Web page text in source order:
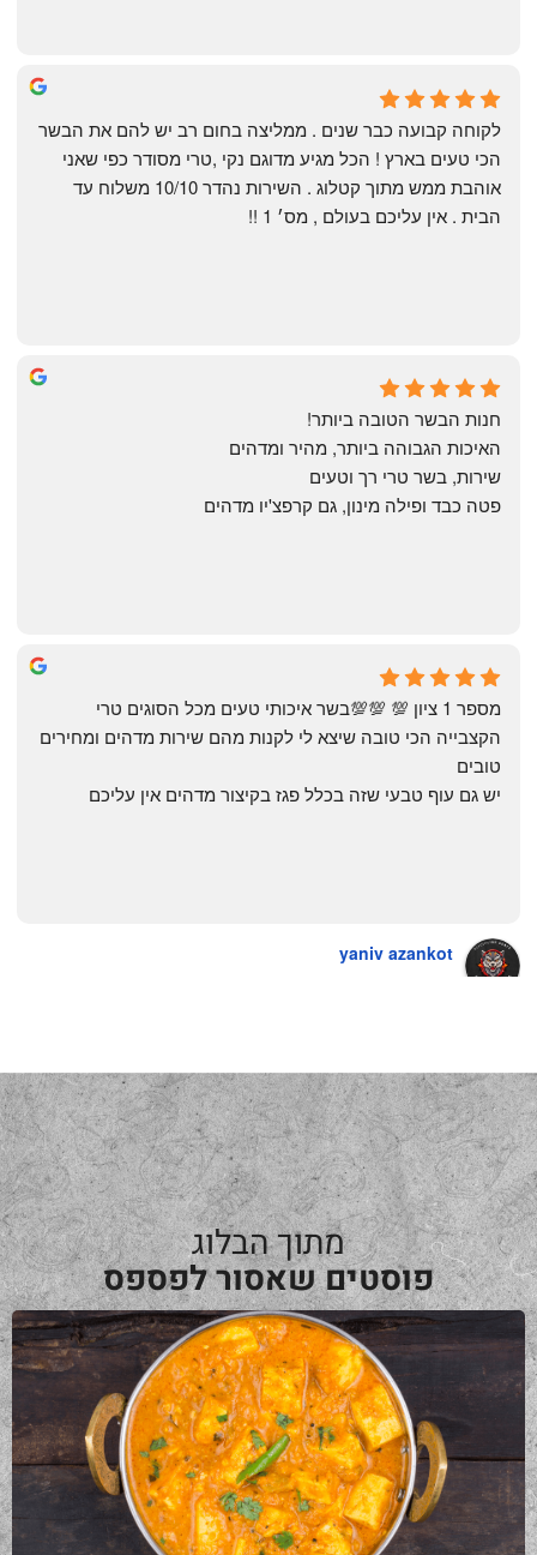
Shahaf Bendarker
6 months ago
Annael Annael
9 months ago
הבית . אין עליכם בעולם , מס׳ 1 !!
The Artechology
a year ago
חנות הבשר הטובה ביותר!
האיכות הגבוהה ביותר, מהיר ומדהים
שירות, בשר טרי רך וטעים
פטה כבד ופילה מינון, גם קרפצ'יו מדהים
yaniv azankot
טובים
יש גם עוף טבעי שזה בכלל פגז בקיצור מדהים אין עליכם
מתוך הבלוג
פוסטים שאסור לפספס